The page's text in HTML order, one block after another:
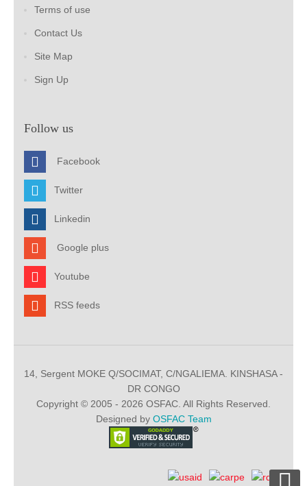
Terms of use
Contact Us
Site Map
Sign Up
Follow us
Facebook
Twitter
Linkedin
Google plus
Youtube
RSS feeds
14, Sergent MOKE Q/SOCIMAT, C/NGALIEMA. KINSHASA -
DR CONGO
Copyright © 2005 - 2026 OSFAC. All Rights Reserved.
Designed by OSFAC Team